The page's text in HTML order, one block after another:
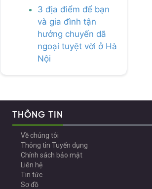
3 địa điểm để bạn
và gia đình tận
hưởng chuyến dã
ngoại tuyệt vời ở Hà
Nội
THÔNG TIN
Về chúng tôi
Thông tin Tuyển dụng
Chính sách bảo mật
Liên hệ
Tin tức
Sơ đồ